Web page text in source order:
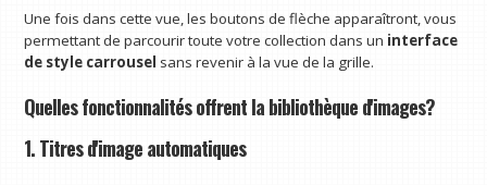
Une fois dans cette vue, les boutons de flèche apparaîtront, vous
permettant de parcourir toute votre collection dans un interface
de style carrousel sans revenir à la vue de la grille.
Quelles fonctionnalités offrent la bibliothèque d'images?
1. Titres d'image automatiques